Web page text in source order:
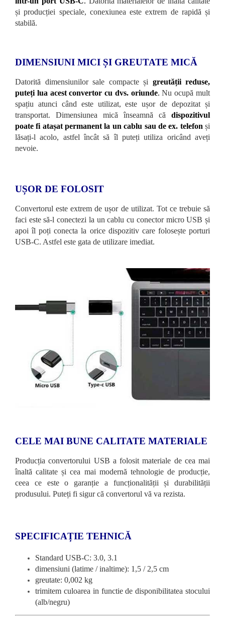
și producției speciale, conexiunea este extrem de rapidă și
stabilă.
DIMENSIUNI MICI ȘI GREUTATE MICĂ
Datorită dimensiunilor sale compacte și greutății reduse,
puteți lua acest convertor cu dvs. oriunde. Nu ocupă mult
spațiu atunci când este utilizat, este ușor de depozitat și
transportat. Dimensiunea mică înseamnă că dispozitivul
poate fi atașat permanent la un cablu sau de ex. telefon și
lăsați-l acolo, astfel încât să îl puteți utiliza oricând aveți
nevoie.
UȘOR DE FOLOSIT
Convertorul este extrem de ușor de utilizat. Tot ce trebuie să
faci este să-l conectezi la un cablu cu conector micro USB și
apoi îl poți conecta la orice dispozitiv care folosește porturi
USB-C. Astfel este gata de utilizare imediat.
CELE MAI BUNE CALITATE MATERIALE
Producția convertorului USB a folosit materiale de cea mai
înaltă calitate și cea mai modernă tehnologie de producție,
ceea ce este o garanție a funcționalității și durabilității
produsului. Puteți fi sigur că convertorul vă va rezista.
SPECIFICAȚIE TEHNICĂ
Standard USB-C: 3.0, 3.1
dimensiuni (latime / inaltime): 1,5 / 2,5 cm
greutate: 0,002 kg
trimitem culoarea in functie de disponibilitatea stocului
(alb/negru)